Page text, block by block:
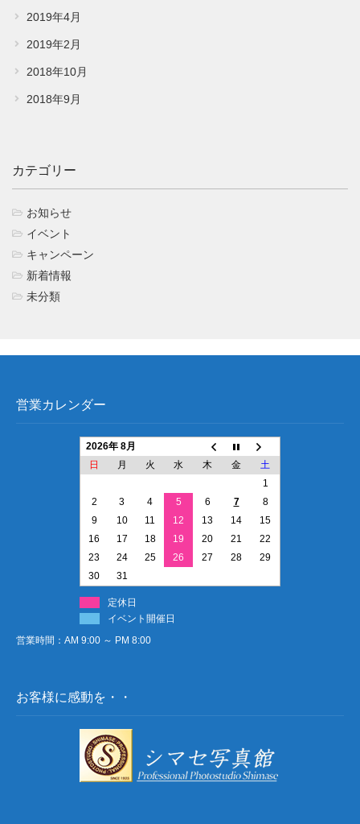
2019年4月
2019年2月
2018年10月
2018年9月
カテゴリー
お知らせ
イベント
キャンペーン
新着情報
未分類
営業カレンダー
2026年 8月
日
月 火 水 木 金
土
1
2
3 4 5 6 7
8
9
10 11 12 13 14
15
16
17 18 19 20 21
22
23
24 25 26 27 28
29
30
31
定休日
イベント開催日
営業時間：AM 9:00 ～ PM 8:00
お客様に感動を・・